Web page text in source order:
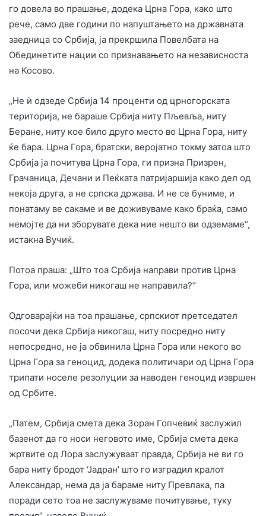
го довела во прашање, додека Црна Гора, како што
рече, само две години по напуштањето на државната
заедница со Србија, ја прекршила Повелбата на
Обединетите нации со признавањето на независноста
на Косово.
„Не ѝ одзеде Србија 14 проценти од црногорската
територија, не бараше Србија ниту Пљевља, ниту
Беране, ниту кое било друго место во Црна Гора, ниту
ќе бара. Црна Гора, братски, веројатно токму затоа што
Србија ја почитува Црна Гора, ги призна Призрен,
Грачаница, Дечани и Пеќката патријаршија како дел од
некоја друга, а не српска држава. И не се буниме, и
понатаму ве сакаме и ве доживуваме како браќа, само
немојте да ни зборувате дека ние нешто ви одземаме“,
истакна Вучиќ.
Потоа праша: „Што тоа Србија направи против Црна
Гора, или можеби никогаш не направила?“
Одговарајќи на тоа прашање, српскиот претседател
посочи дека Србија никогаш, ниту посредно ниту
непосредно, не ја обвинила Црна Гора или некого во
Црна Гора за геноцид, додека политичари од Црна Гора
трипати носеле резолуции за наводен геноцид извршен
од Србите.
„Патем, Србија смета дека Зоран Гопчевиќ заслужил
базенот да го носи неговото име, Србија смета дека
жртвите од Лора заслужуваат правда, Србија не ви го
бара ниту бродот ‘Јадран’ што го изградил кралот
Александар, нема да ја бараме ниту Превлака, па
поради сето тоа не заслужуваме почитување, туку